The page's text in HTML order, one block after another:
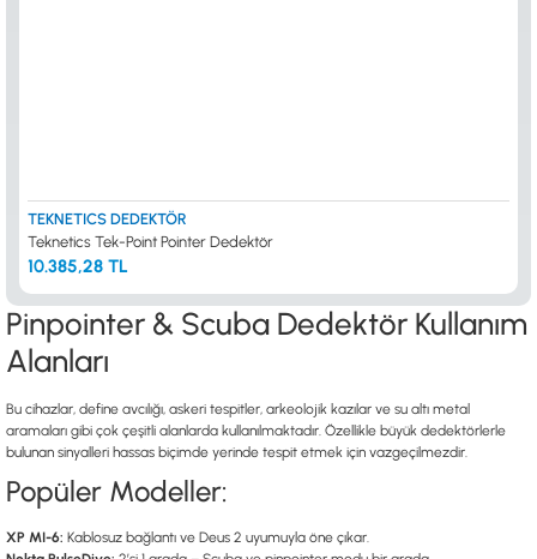
TEKNETICS DEDEKTÖR
Teknetics Tek-Point Pointer Dedektör
10.385,28 TL
Pinpointer & Scuba Dedektör Kullanım
Alanları
Bu cihazlar, define avcılığı, askeri tespitler, arkeolojik kazılar ve su altı metal
aramaları gibi çok çeşitli alanlarda kullanılmaktadır. Özellikle büyük dedektörlerle
bulunan sinyalleri hassas biçimde yerinde tespit etmek için vazgeçilmezdir.
Popüler Modeller:
XP MI-6: Kablosuz bağlantı ve Deus 2 uyumuyla öne çıkar.